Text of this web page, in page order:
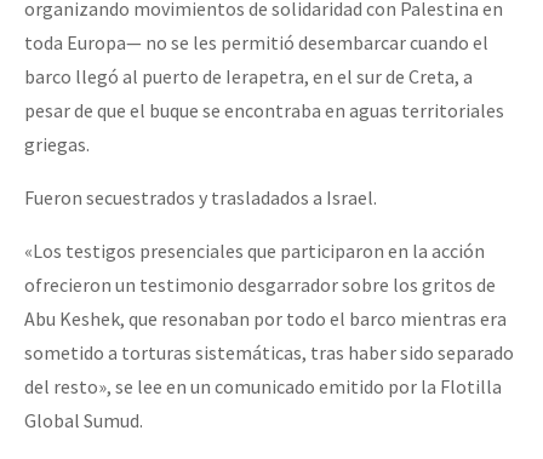
organizando movimientos de solidaridad con Palestina en
toda Europa— no se les permitió desembarcar cuando el
barco llegó al puerto de Ierapetra, en el sur de Creta, a
pesar de que el buque se encontraba en aguas territoriales
griegas.
Fueron secuestrados y trasladados a Israel.
«Los testigos presenciales que participaron en la acción
ofrecieron un testimonio desgarrador sobre los gritos de
Abu Keshek, que resonaban por todo el barco mientras era
sometido a torturas sistemáticas, tras haber sido separado
del resto», se lee en un comunicado emitido por la Flotilla
Global Sumud.